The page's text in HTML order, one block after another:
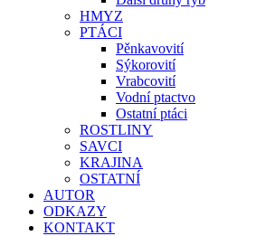
HMYZ
PTÁCI
Pěnkavovití
Sýkorovití
Vrabcovití
Vodní ptactvo
Ostatní ptáci
ROSTLINY
SAVCI
KRAJINA
OSTATNÍ
AUTOR
ODKAZY
KONTAKT